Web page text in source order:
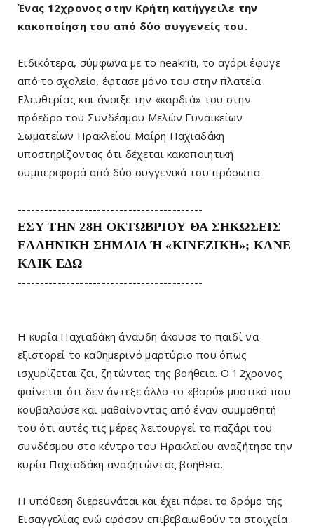
Ένας 12χρονος στην Κρήτη κατήγγειλε την
κακοποίηση του από δύο συγγενείς του.
Ειδικότερα, σύμφωνα με το neakriti, το αγόρι έφυγε
από το σχολείο, έφτασε μόνο του στην πλατεία
Ελευθερίας και άνοιξε την «καρδιά» του στην
πρόεδρο του Συνδέσμου Μελών Γυναικείων
Σωματείων Ηρακλείου Μαίρη Παχιαδάκη
υποστηρίζοντας ότι δέχεται κακοποιητική
συμπεριφορά από δύο συγγενικά του πρόσωπα.
------------------------------------------
ΕΣΥ ΤΗΝ 28Η ΟΚΤΩΒΡΙΟΥ ΘΑ ΣΗΚΩΣΕΙΣ
ΕΛΛΗΝΙΚΗ ΣΗΜΑΙΑ Ή «ΚΙΝΕΖΙΚΗ»; ΚΑΝΕ
ΚΛΙΚ ΕΔΩ
------------------------------------------
Η κυρία Παχιαδάκη άναυδη άκουσε το παιδί να
εξιστορεί το καθημερινό μαρτύριο που όπως
ισχυρίζεται ζει, ζητώντας της βοήθεια. Ο 12χρονος
φαίνεται ότι δεν άντεξε άλλο το «βαρύ» μυστικό που
κουβαλούσε και μαθαίνοντας από έναν συμμαθητή
του ότι αυτές τις μέρες λειτουργεί το παζάρι του
συνδέσμου στο κέντρο του Ηρακλείου αναζήτησε την
κυρία Παχιαδάκη αναζητώντας βοήθεια.
Η υπόθεση διερευνάται και έχει πάρει το δρόμο της
Εισαγγελίας ενώ εφόσον επιβεβαιωθούν τα στοιχεία